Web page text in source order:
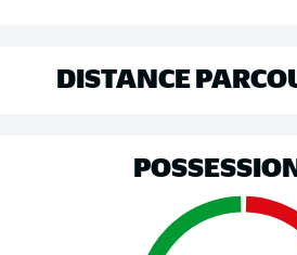
DISTANCE